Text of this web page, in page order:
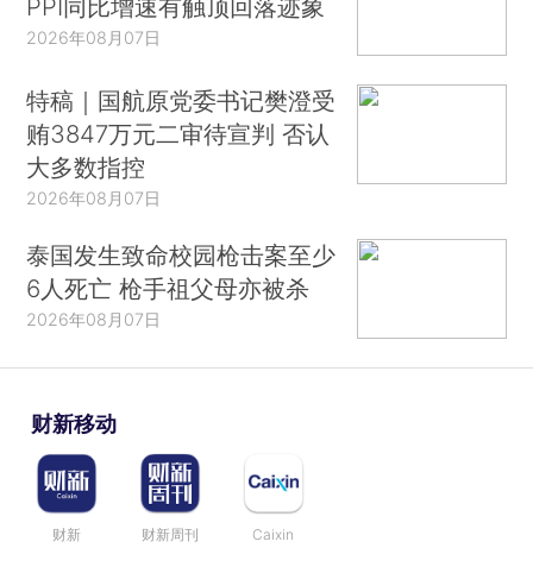
PPI同比增速有触顶回落迹象
2026年08月07日
特稿｜国航原党委书记樊澄受
贿3847万元二审待宣判 否认
大多数指控
2026年08月07日
泰国发生致命校园枪击案至少
6人死亡 枪手祖父母亦被杀
2026年08月07日
财新移动
财新 财新周刊 Caixin